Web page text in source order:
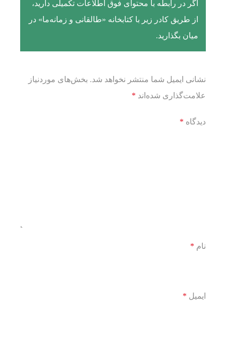
اگر در رابطه با محتوای فوق اطلاعات تکمیلی دارید،
از طریق کادر زیر با کتابخانه «طالقانی و زمانه‌ما» در
میان بگذارید.
نشانی ایمیل شما منتشر نخواهد شد. بخش‌های موردنیاز
علامت‌گذاری شده‌اند *
دیدگاه *
نام *
ایمیل *